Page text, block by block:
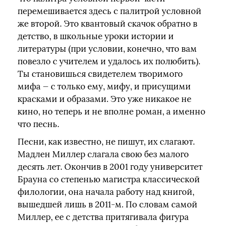
перемешивается здесь с палитрой условной
же второй. Это квантовый скачок обратно в
детство, в школьные уроки истории и
литературы (при условии, конечно, что вам
повезло с учителем и удалось их полюбить).
Ты становишься свидетелем творимого
мифа — с только ему, мифу, и присущими
красками и образами. Это уже никакое не
кино, но теперь и не вполне роман, а именно
что песнь.
Песни, как известно, не пишут, их слагают.
Мадлен Миллер слагала свою без малого
десять лет. Окончив в 2001 году университет
Брауна со степенью магистра классической
филологии, она начала работу над книгой,
вышедшей лишь в 2011-м. По словам самой
Миллер, ее с детства притягивала фигура